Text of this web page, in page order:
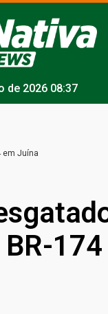
de 2026 08:37
em Juína
174